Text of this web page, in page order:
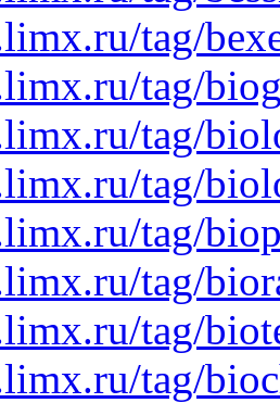
tag/
tag/
tag/
tag/
tag/
tag/
tag/
tag/